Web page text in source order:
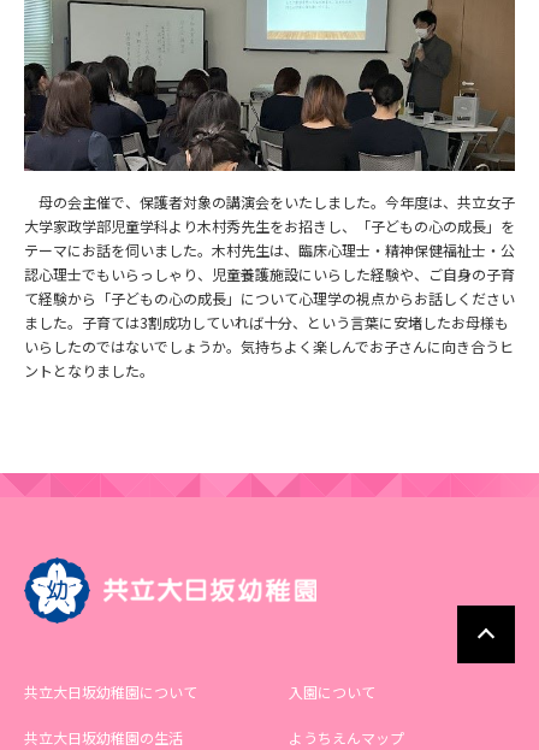
母の会主催で、保護者対象の講演会をいたしました。今年度は、共立女子
大学家政学部児童学科より木村秀先生をお招きし、「子どもの心の成長」を
テーマにお話を伺いました。木村先生は、臨床心理士・精神保健福祉士・公
認心理士でもいらっしゃり、児童養護施設にいらした経験や、ご自身の子育
て経験から「子どもの心の成長」について心理学の視点からお話しください
ました。子育ては3割成功していれば十分、という言葉に安堵したお母様も
いらしたのではないでしょうか。気持ちよく楽しんでお子さんに向き合うヒ
ントとなりました。
共立大日坂幼稚園について
共立大日坂幼稚園の生活
入園について
ようちえんマップ